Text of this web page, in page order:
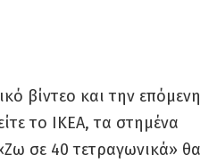
βίντεο και την επόμενη
το ΙΚΕΑ, τα στημένα
σε 40 τετραγωνικά» θα